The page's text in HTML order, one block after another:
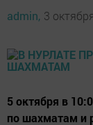
admin, 3
5 октября в
по шахматам и